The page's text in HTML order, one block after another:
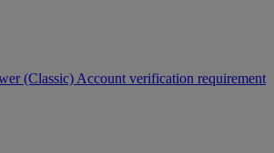
(Classic) Account verification requirement